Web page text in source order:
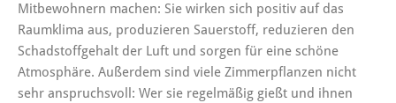
Mitbewohnern machen: Sie wirken sich positiv auf das
Raumklima aus, produzieren Sauerstoff, reduzieren den
Schadstoffgehalt der Luft und sorgen für eine schöne
Atmosphäre. Außerdem sind viele Zimmerpflanzen nicht
sehr anspruchsvoll: Wer sie regelmäßig gießt und ihnen